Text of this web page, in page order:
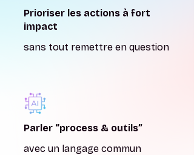
Prioriser les actions à fort
impact
sans tout remettre en question
Parler “process & outils”
avec un langage commun